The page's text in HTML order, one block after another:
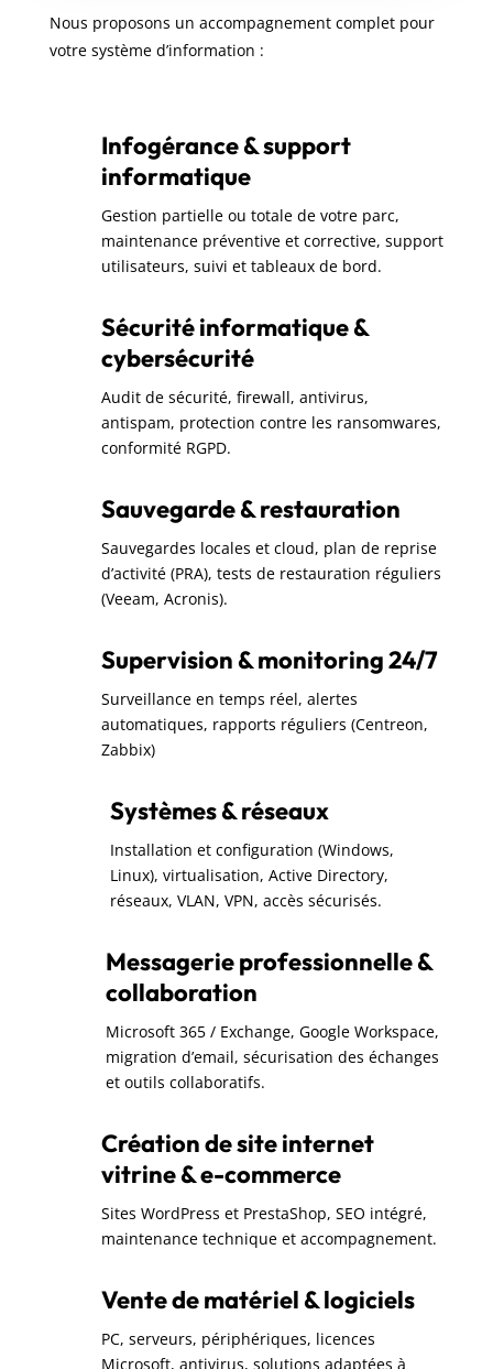
Nous proposons un accompagnement complet pour
votre système d’information :
Infogérance & support
informatique
Gestion partielle ou totale de votre parc,
maintenance préventive et corrective, support
utilisateurs, suivi et tableaux de bord.
Sécurité informatique &
cybersécurité
Audit de sécurité, firewall, antivirus,
antispam, protection contre les ransomwares,
conformité RGPD.
Sauvegarde & restauration
Sauvegardes locales et cloud, plan de reprise
d’activité (PRA), tests de restauration réguliers
(Veeam, Acronis).
Supervision & monitoring 24/7
Surveillance en temps réel, alertes
automatiques, rapports réguliers (Centreon,
Zabbix)
Systèmes & réseaux
Installation et configuration (Windows,
Linux), virtualisation, Active Directory,
réseaux, VLAN, VPN, accès sécurisés.
Messagerie professionnelle &
collaboration
Microsoft 365 / Exchange, Google Workspace,
migration d’email, sécurisation des échanges
et outils collaboratifs.
Création de site internet
vitrine & e-commerce
Sites WordPress et PrestaShop, SEO intégré,
maintenance technique et accompagnement.
Vente de matériel & logiciels
PC, serveurs, périphériques, licences
Microsoft, antivirus, solutions adaptées à